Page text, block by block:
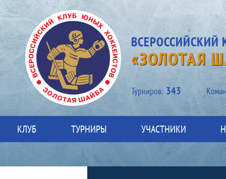
«ЗОЛОТАЯ
Турниров: 343
КЛУБ ТУРНИРЫ УЧАСТНИКИ
Команда
Краткая информация о команде